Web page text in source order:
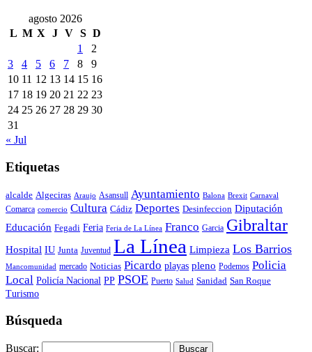
agosto 2026
L M X J V S D
1
2
3
4 5 6 7 8
9
10 11 12 13 14 15 16
17 18 19 20 21 22 23
24 25 26 27 28 29 30
31
« Jul
Etiquetas
alcalde Algeciras Araujo Asansull Ayuntamiento Balona Brexit Carnaval
Comarca comercio Cultura Cádiz Deportes Desinfeccion Diputación
Educación Fegadi Feria Feria de La Línea Franco Garcia Gibraltar
Hospital IU Junta Juventud La Línea Limpieza Los Barrios
Mancomunidad mercado Noticias Picardo playas pleno Podemos Policia
Local Policía Nacional PP PSOE Puerto Salud Sanidad San Roque
Turismo
Búsqueda
Buscar: